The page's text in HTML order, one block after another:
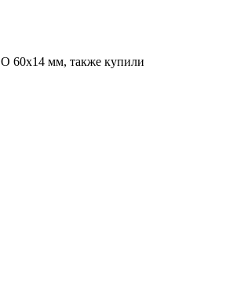
60х14 мм, также купили